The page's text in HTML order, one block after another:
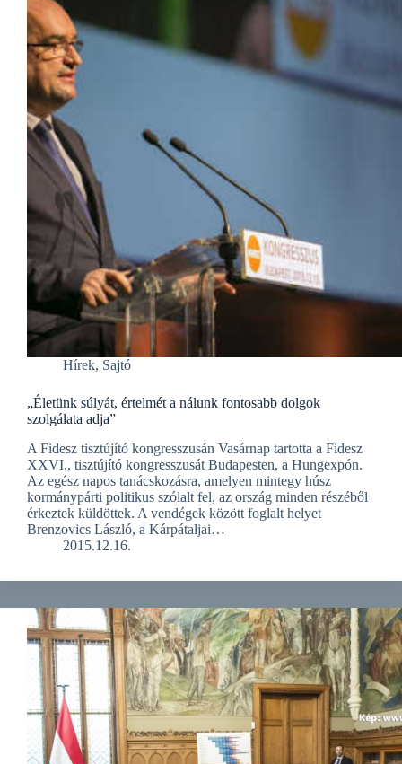
Hírek, Sajtó
„Életünk súlyát, értelmét a nálunk fontosabb dolgok
szolgálata adja”
A Fidesz tisztújító kongresszusán Vasárnap tartotta a Fidesz
XXVI., tisztújító kongresszusát Budapesten, a Hungexpón.
Az egész napos tanácskozásra, amelyen mintegy húsz
kormánypárti politikus szólalt fel, az ország minden részéből
érkeztek küldöttek. A vendégek között foglalt helyet
Brenzovics László, a Kárpátaljai…
2015.12.16.